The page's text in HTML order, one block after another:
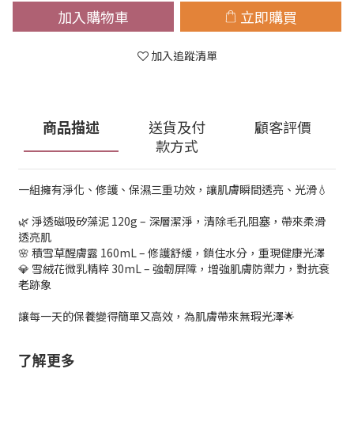
加入購物車 立即購買
加入追蹤清單
商品描述
送貨及付
款方式
顧客評價
一組擁有淨化、修護、保濕三重功效，讓肌膚瞬間透亮、光滑💧
🌿 淨透磁吸矽藻泥 120g – 深層潔淨，清除毛孔阻塞，帶來柔滑
透亮肌
🌸 積雪草醒膚露 160mL – 修護舒緩，鎖住水分，重現健康光澤
💎 雪絨花微乳精粹 30mL – 強韌屏障，增強肌膚防禦力，對抗衰
老跡象
讓每一天的保養變得簡單又高效，為肌膚帶來無瑕光澤🌟
了解更多